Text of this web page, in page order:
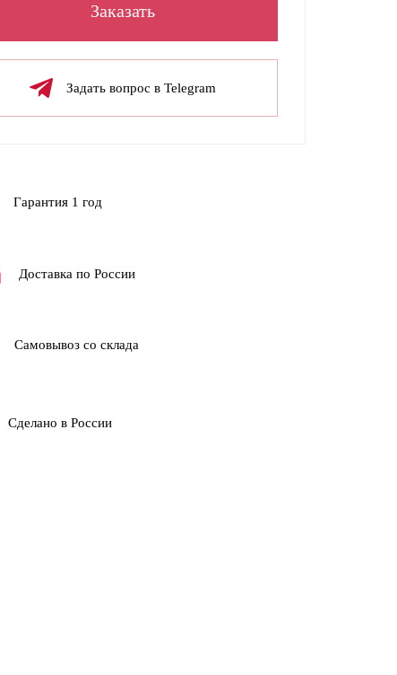
Заказать
Задать вопрос в Telegram
Гарантия 1 год
Доставка по России
Самовывоз со склада
Сделано в России